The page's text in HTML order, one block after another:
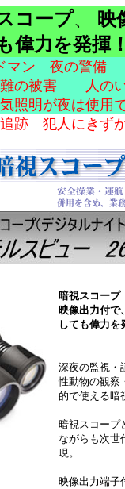
コープ、
映
偉力を発揮
マン 夜の警
被害 人のいな
明が夜は使用
跡 犯人にきず
暗視スコー
映像出力付で
しても偉力を
深夜の監視・
性動物の観察
的で使える暗
暗視スコープ
ながらも次世
現。
映像出力端子